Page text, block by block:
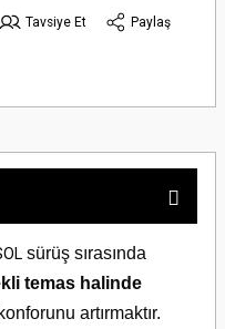
Tavsiye Et
Paylaş
sürüş sırasında
temas halinde
artırmaktır.